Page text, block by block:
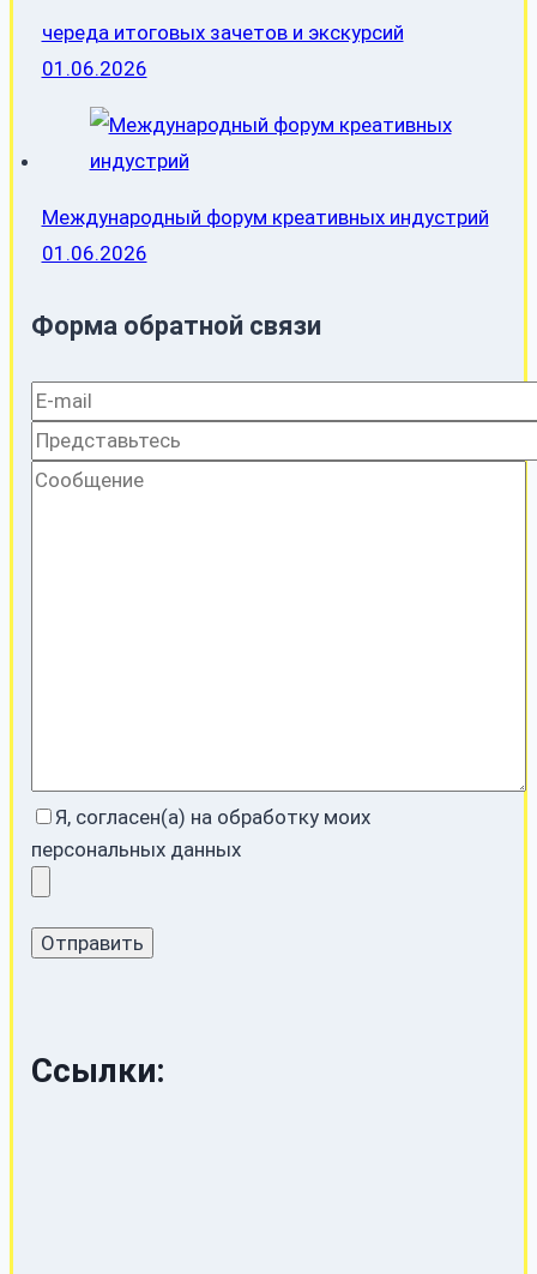
череда итоговых зачетов и экскурсий
01.06.2026
Международный форум креативных индустрий
01.06.2026
Форма обратной связи
Я, согласен(а) на обработку моих
персональных данных
Ссылки: